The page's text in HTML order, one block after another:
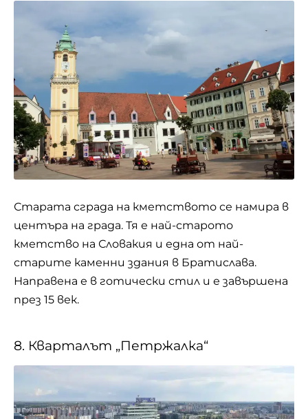
Старата сграда на кметството се намира в
центъра на града. Тя е най-старото
кметство на Словакия и една от най-
старите каменни здания в Братислава.
Направена е в готически стил и е завършена
през 15 век.
8. Кварталът „Петржалка“